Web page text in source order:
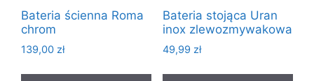
Bateria ścienna Roma
chrom
139,00 zł
Bateria stojąca Uran
inox zlewozmywakowa
49,99 zł